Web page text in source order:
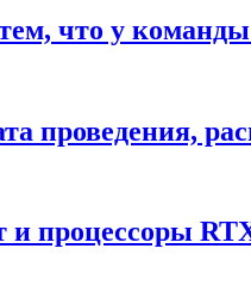
что у команды
проведения,
и процессоры